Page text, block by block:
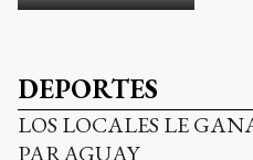
DEPORTES
LOS LOCALES LE
PARAGUAY